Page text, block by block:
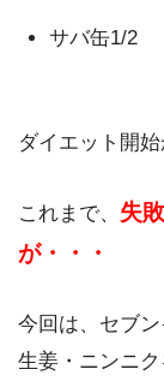
サバ缶1/2
ダイエット開始
これまで、 失
が・・・
今回は、セブ
生姜・ニンニク